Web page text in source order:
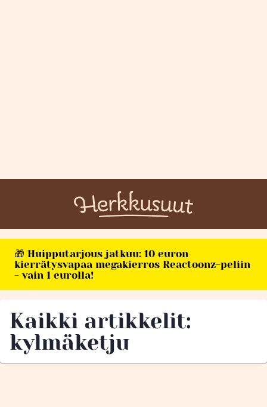
🎁 Huipputarjous jatkuu: 10 euron
kierrätysvapaa megakierros Reactoonz-peliin
- vain 1 eurolla!
Kaikki artikkelit:
kylmäketju